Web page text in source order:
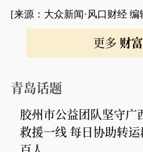
[来源：大众新闻·风口财经
更多 财富
青岛话题
胶州市公益团队坚守广
救援一线 每日协助转